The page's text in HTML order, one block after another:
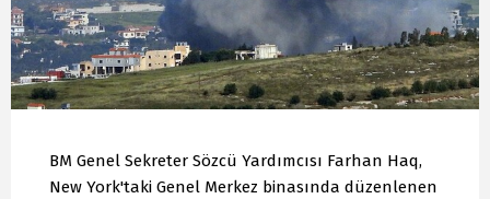
BM Genel Sekreter Sözcü Yardımcısı Farhan Haq,
New York'taki Genel Merkez binasında düzenlenen